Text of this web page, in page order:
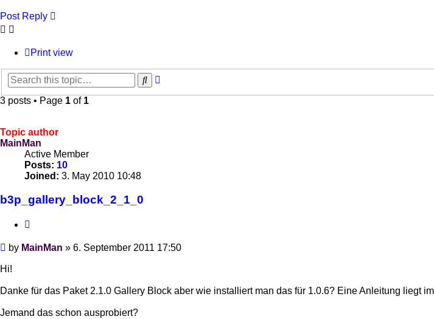
Post Reply
Print view
Search
3 posts • Page 1 of 1
Topic author
MainMan
Active Member
Posts: 10
Joined: 3. May 2010 10:48
b3p_gallery_block_2_1_0
Post
by MainMan » 6. September 2011 17:50
Hi!
Danke für das Paket 2.1.0 Gallery Block aber wie installiert man das für 1.0.6? Eine Anleitung liegt
Jemand das schon ausprobiert?